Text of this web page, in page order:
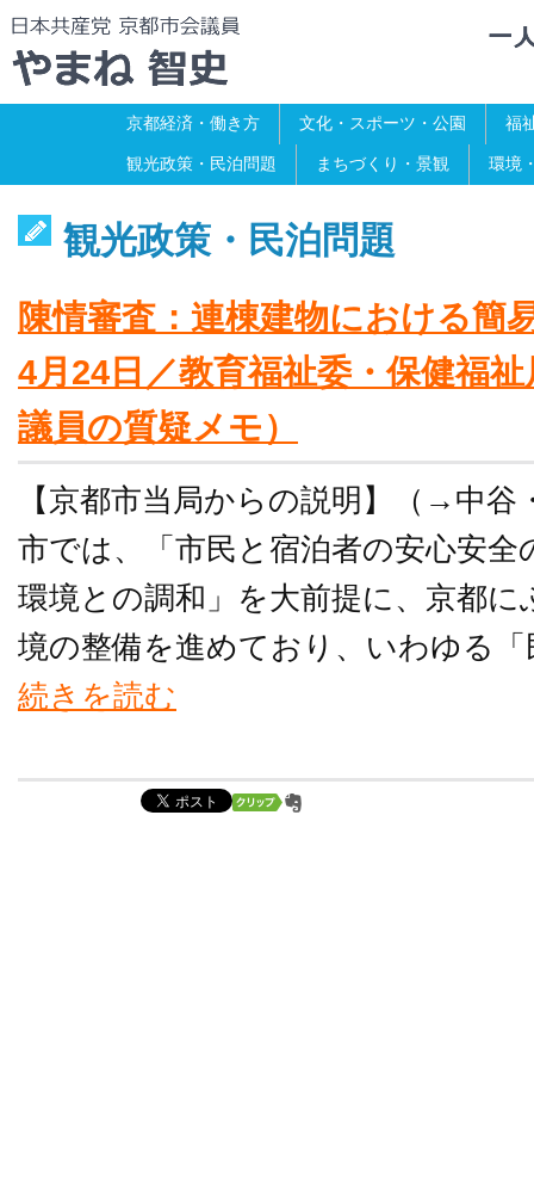
京都経済・働き方 文化・スポーツ・公園 福
観光政策・民泊問題 まちづくり・景観 環境
観光政策・民泊問題
陳情審査：連棟建物における簡
4月24日／教育福祉委・保健福
議員の質疑メモ）
【京都市当局からの説明】（→中谷
市では、「市民と宿泊者の安心安全
環境との調和」を大前提に、京都
境の整備を進めており、いわゆる
続きを読む